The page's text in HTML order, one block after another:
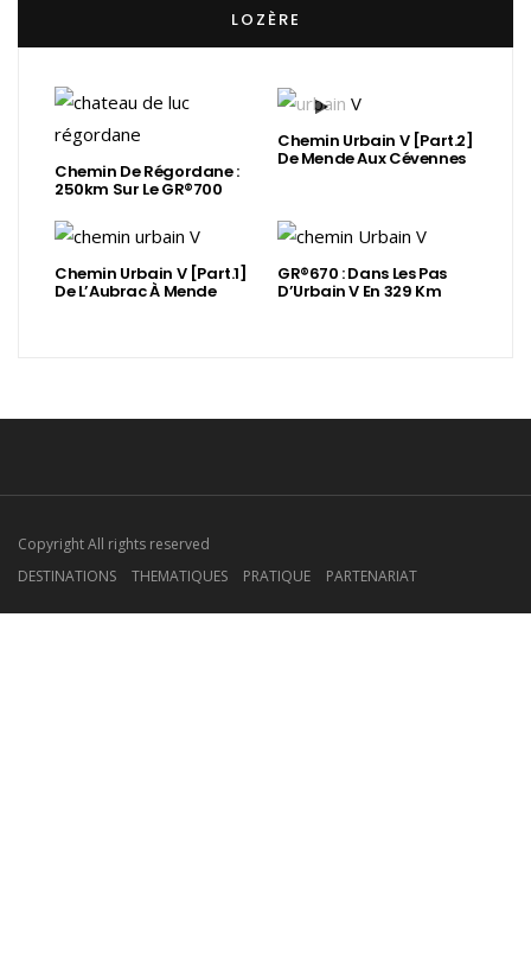
LOZÈRE
Chemin De Régordane :
250km Sur Le GR®700
Chemin Urbain V [Part.2]
De Mende Aux Cévennes
Chemin Urbain V [Part.1]
De L’Aubrac À Mende
GR®670 : Dans Les Pas
D’Urbain V En 329 Km
Copyright All rights reserved
DESTINATIONS
THEMATIQUES PRATIQUE PARTENARIAT